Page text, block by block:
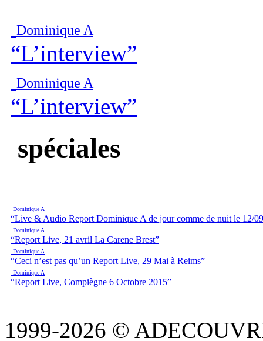
Dominique A
“L’interview”
Dominique A
“L’interview”
spéciales
Dominique A
“Live & Audio Report Dominique A de jour comme de nuit le 12/
Dominique A
“Report Live, 21 avril La Carene Brest”
Dominique A
“Ceci n’est pas qu’un Report Live, 29 Mai à Reims”
Dominique A
“Report Live, Compiègne 6 Octobre 2015”
1999-2026 ©